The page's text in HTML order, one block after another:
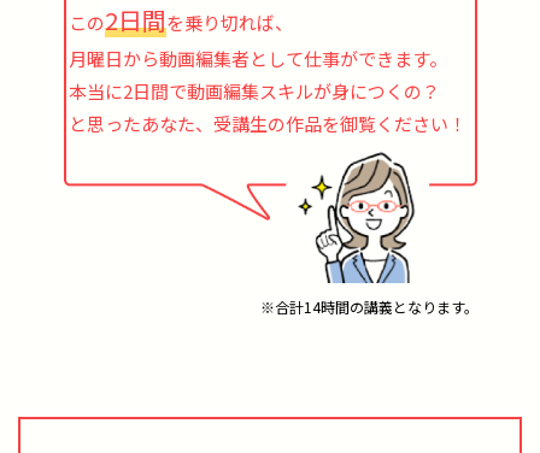
この2日間を乗り切れば、
月曜日から動画編集者として仕事ができます。
本当に2日間で動画編集スキルが身につくの？
と思ったあなた、受講生の作品を御覧ください！
※合計14時間の講義となります。